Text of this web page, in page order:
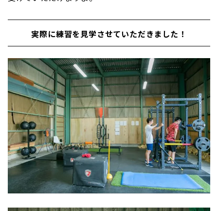
実際に練習を見学させていただきました！